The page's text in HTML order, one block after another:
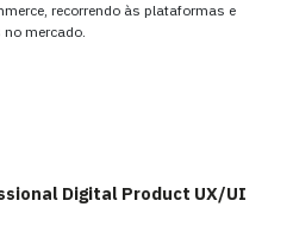
recorrendo às plataformas e
mercado.
Digital Product UX/UI